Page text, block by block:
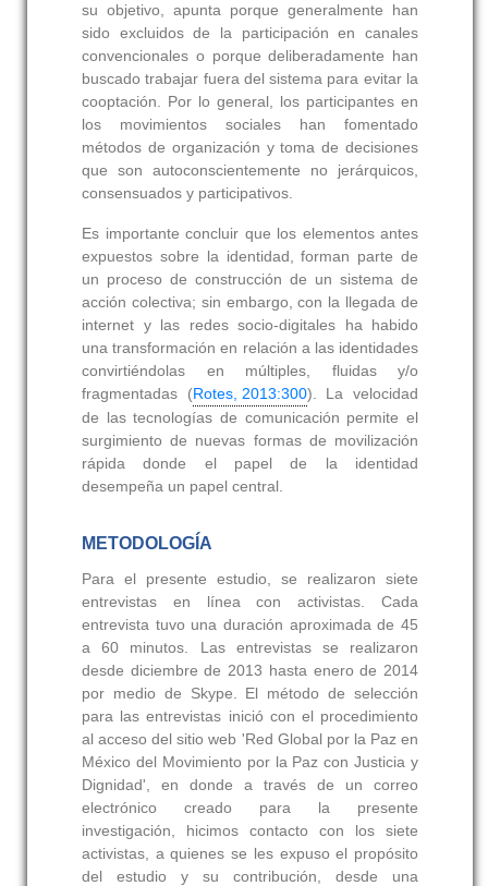
su objetivo, apunta porque generalmente han
sido excluidos de la participación en canales
convencionales o porque deliberadamente han
buscado trabajar fuera del sistema para evitar la
cooptación. Por lo general, los participantes en
los movimientos sociales han fomentado
métodos de organización y toma de decisiones
que son autoconscientemente no jerárquicos,
consensuados y participativos.
Es importante concluir que los elementos antes
expuestos sobre la identidad, forman parte de
un proceso de construcción de un sistema de
acción colectiva; sin embargo, con la llegada de
internet y las redes socio-digitales ha habido
una transformación en relación a las identidades
convirtiéndolas en múltiples, fluidas y/o
fragmentadas (Rotes, 2013:300). La velocidad
de las tecnologías de comunicación permite el
surgimiento de nuevas formas de movilización
rápida donde el papel de la identidad
desempeña un papel central.
METODOLOGÍA
Para el presente estudio, se realizaron siete
entrevistas en línea con activistas. Cada
entrevista tuvo una duración aproximada de 45
a 60 minutos. Las entrevistas se realizaron
desde diciembre de 2013 hasta enero de 2014
por medio de Skype. El método de selección
para las entrevistas inició con el procedimiento
al acceso del sitio web 'Red Global por la Paz en
México del Movimiento por la Paz con Justicia y
Dignidad', en donde a través de un correo
electrónico creado para la presente
investigación, hicimos contacto con los siete
activistas, a quienes se les expuso el propósito
del estudio y su contribución, desde una